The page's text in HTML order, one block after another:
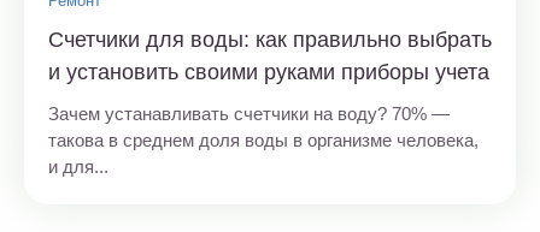
Счетчики для воды: как правильно выбрать
и установить своими руками приборы учета
Зачем устанавливать счетчики на воду? 70% —
такова в среднем доля воды в организме человека,
и для...